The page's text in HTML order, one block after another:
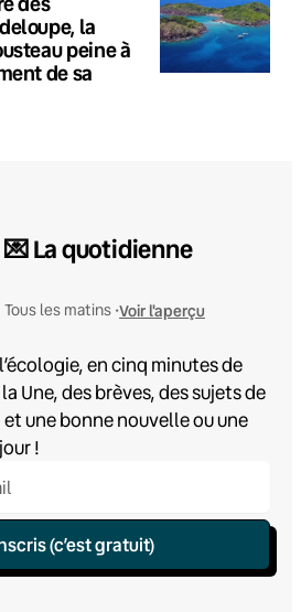
la
peine à
de sa
💌 La quotidienne
Tous les matins •Voir l'aperçu
en cinq minutes de
Une, des brèves, des sujets de
une bonne nouvelle ou une
!
(c’est gratuit)